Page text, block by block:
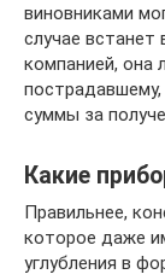
виновниками
случае встанет
компанией, она
суммы за
Какие
Правильнее,
которое даже
углубления в